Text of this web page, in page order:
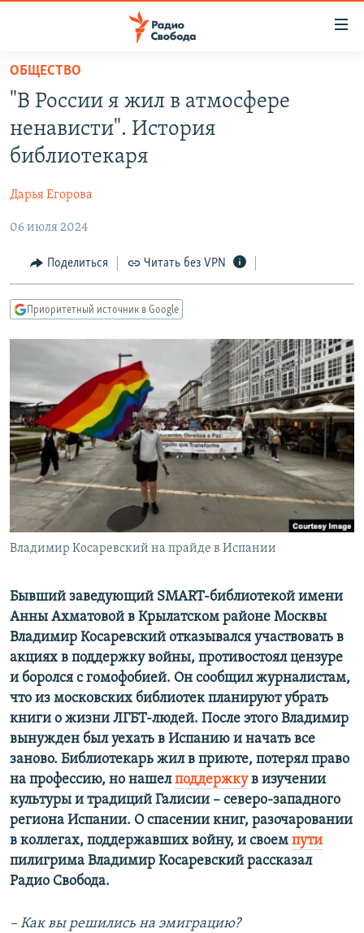
упрощенного
доступа
основному
Вернутся
навигации
Вернутся
поиску
ПРОГРАММЫ
АВТОРСКИЕ ПРОЕКТЫ
МНЕНИЯ
КУЛЬТУРА
IDEL.РЕАЛИИ
СЕВЕР.РЕАЛИИ
СИБИРЬ.РЕАЛИИ
РАСПИСАНИЕ ВЕЩАНИЯ
ПОДПИШИТЕСЬ НА РАССЫЛКУ
СОЦИАЛЬНЫЕ СЕТИ
ОБЩЕСТВО
"В России я жил в атмосфере
ненависти". История
библиотекаря
Дарья Егорова
06 июля 2024
Поделиться Читать без VPN
Приоритетный источник в Google
Владимир Косаревский на прайде в Испании
Бывший заведующий SMART-библиотекой имени
Анны Ахматовой в Крылатском районе Москвы
Владимир Косаревский отказывался участвовать в
акциях в поддержку войны, противостоял цензуре
и боролся с гомофобией. Он сообщил журналистам,
что из московских библиотек планируют убрать
книги о жизни ЛГБТ-людей. После этого Владимир
вынужден был уехать в Испанию и начать все
заново. Библиотекарь жил в приюте, потерял право
на профессию, но нашелподдержкув изучении
культуры и традиций Галисии – северо-западного
региона Испании. О спасении книг, разочаровании
в коллегах, поддержавших войну, и своем пути
пилигрима Владимир Косаревский рассказал
Радио Свобода.
– Как вы решились на эмиграцию?